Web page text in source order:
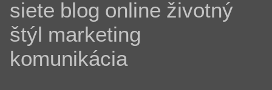
siete blog online životný
štýl marketing
komunikácia